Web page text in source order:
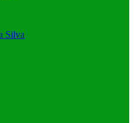
Silva